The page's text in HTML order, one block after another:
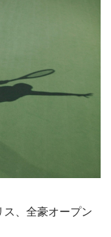
、全豪オープン